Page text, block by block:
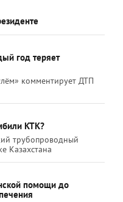
год теряет
комментирует ДТП
КТК?
трубопроводный
Казахстана
помощи до